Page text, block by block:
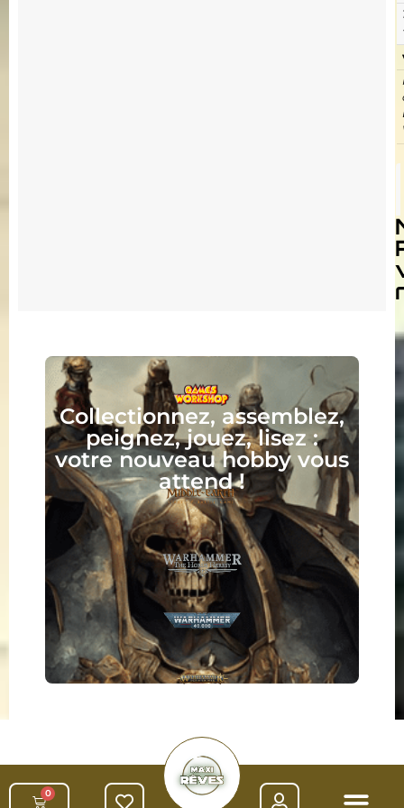
Collectionnez, assemblez,
peignez, jouez, lisez :
votre nouveau hobby vous
attend !
0